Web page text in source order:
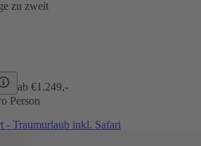
zu zweit
ab €1.249,-
Person
- Traumurlaub inkl. Safari